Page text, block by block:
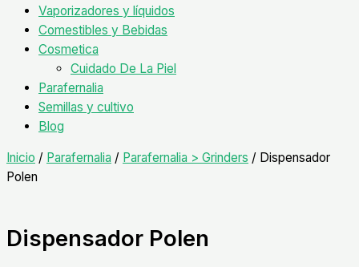
Vaporizadores y líquidos
Comestibles y Bebidas
Cosmetica
Cuidado De La Piel
Parafernalia
Semillas y cultivo
Blog
Inicio / Parafernalia / Parafernalia > Grinders / Dispensador
Polen
Dispensador Polen